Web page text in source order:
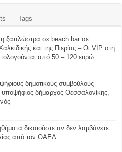
Tags
η ξαπλώστρα σε beach bar σε
και της Πιερίας – Οι VIP στη
από 50 – 120 ευρώ
δημοτικούς συμβούλους
δήμαρχος Θεσσαλονίκης,
δικαιούστε αν δεν λαμβάνετε
από τον ΟΑΕΔ